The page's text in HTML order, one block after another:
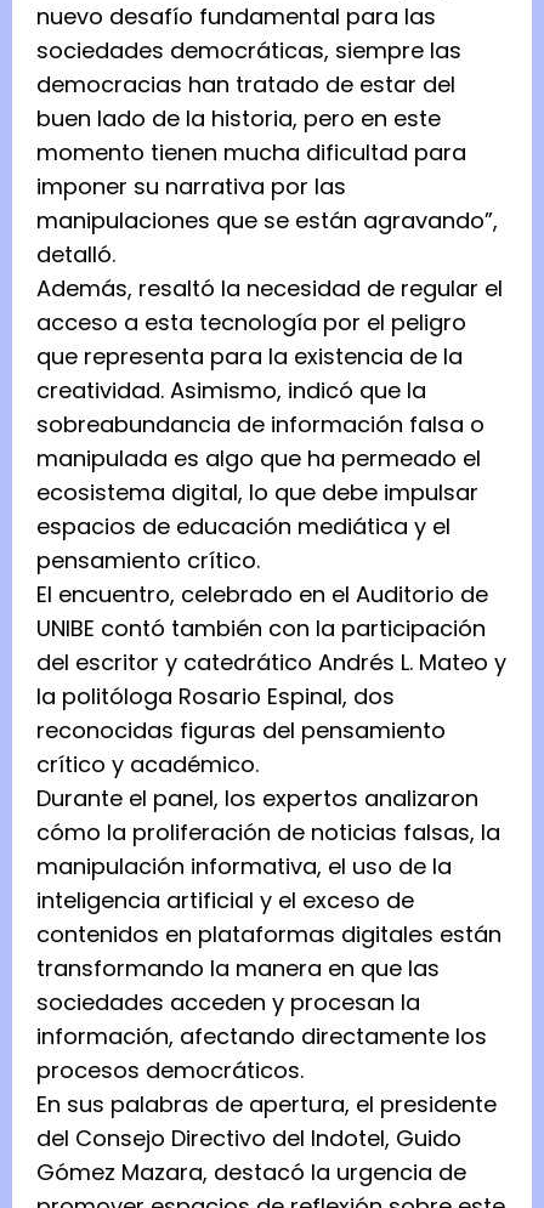
nuevo desafío fundamental para las
sociedades democráticas, siempre las
democracias han tratado de estar del
buen lado de la historia, pero en este
momento tienen mucha dificultad para
imponer su narrativa por las
manipulaciones que se están agravando”,
detalló.
Además, resaltó la necesidad de regular el
acceso a esta tecnología por el peligro
que representa para la existencia de la
creatividad. Asimismo, indicó que la
sobreabundancia de información falsa o
manipulada es algo que ha permeado el
ecosistema digital, lo que debe impulsar
espacios de educación mediática y el
pensamiento crítico.
El encuentro, celebrado en el Auditorio de
UNIBE contó también con la participación
del escritor y catedrático Andrés L. Mateo y
la politóloga Rosario Espinal, dos
reconocidas figuras del pensamiento
crítico y académico.
Durante el panel, los expertos analizaron
cómo la proliferación de noticias falsas, la
manipulación informativa, el uso de la
inteligencia artificial y el exceso de
contenidos en plataformas digitales están
transformando la manera en que las
sociedades acceden y procesan la
información, afectando directamente los
procesos democráticos.
En sus palabras de apertura, el presidente
del Consejo Directivo del Indotel, Guido
Gómez Mazara, destacó la urgencia de